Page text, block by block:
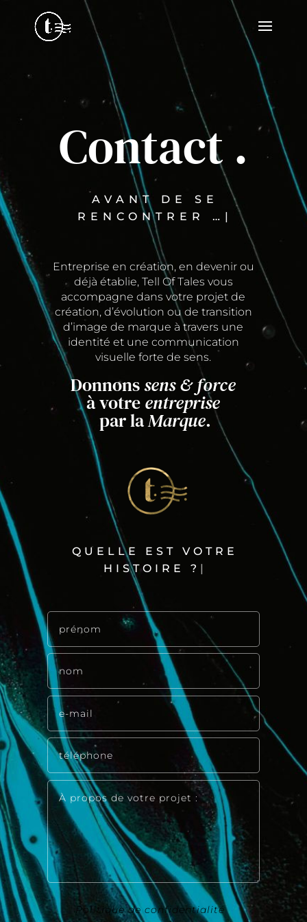
Contact .
AVANT DE SE
RENCONTRER … |
Entreprise en création, en devenir ou
déjà établie, Tell Of Tales vous
accompagne dans votre projet de
création, d’évolution ou de transition
d’image de marque à travers une
identité et une communication
visuelle forte de sens.
Donnonssens & force
à votreentreprise
par laMarque.
QUELLE EST VOTRE
HISTOIRE ? |
Politique de confidentialité